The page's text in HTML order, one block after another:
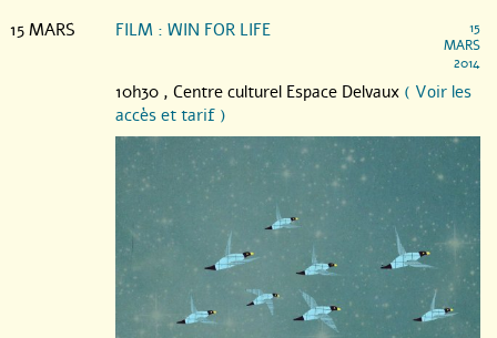
15 MARS FILM : WIN FOR LIFE
15
MARS
2014
10h30 , Centre culturel Espace Delvaux ( Voir les
accès et tarif )